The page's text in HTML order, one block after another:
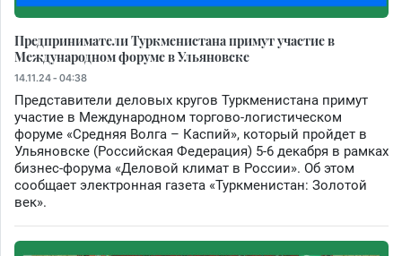
Предприниматели Туркменистана примут участие в
Международном форуме в Ульяновске
14.11.24 - 04:38
Представители деловых кругов Туркменистана примут
участие в Международном торгово-логистическом
форуме «Средняя Волга – Каспий», который пройдет в
Ульяновске (Российская Федерация) 5-6 декабря в рамках
бизнес-форума «Деловой климат в России». Об этом
сообщает электронная газета «Туркменистан: Золотой
век».